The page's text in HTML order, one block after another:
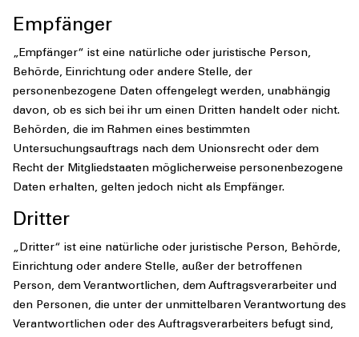
Empfänger
„Empfänger“ ist eine natürliche oder juristische Person,
Behörde, Einrichtung oder andere Stelle, der
personenbezogene Daten offengelegt werden, unabhängig
davon, ob es sich bei ihr um einen Dritten handelt oder nicht.
Behörden, die im Rahmen eines bestimmten
Untersuchungsauftrags nach dem Unionsrecht oder dem
Recht der Mitgliedstaaten möglicherweise personenbezogene
Daten erhalten, gelten jedoch nicht als Empfänger.
Dritter
„Dritter“ ist eine natürliche oder juristische Person, Behörde,
Einrichtung oder andere Stelle, außer der betroffenen
Person, dem Verantwortlichen, dem Auftragsverarbeiter und
den Personen, die unter der unmittelbaren Verantwortung des
Verantwortlichen oder des Auftragsverarbeiters befugt sind,